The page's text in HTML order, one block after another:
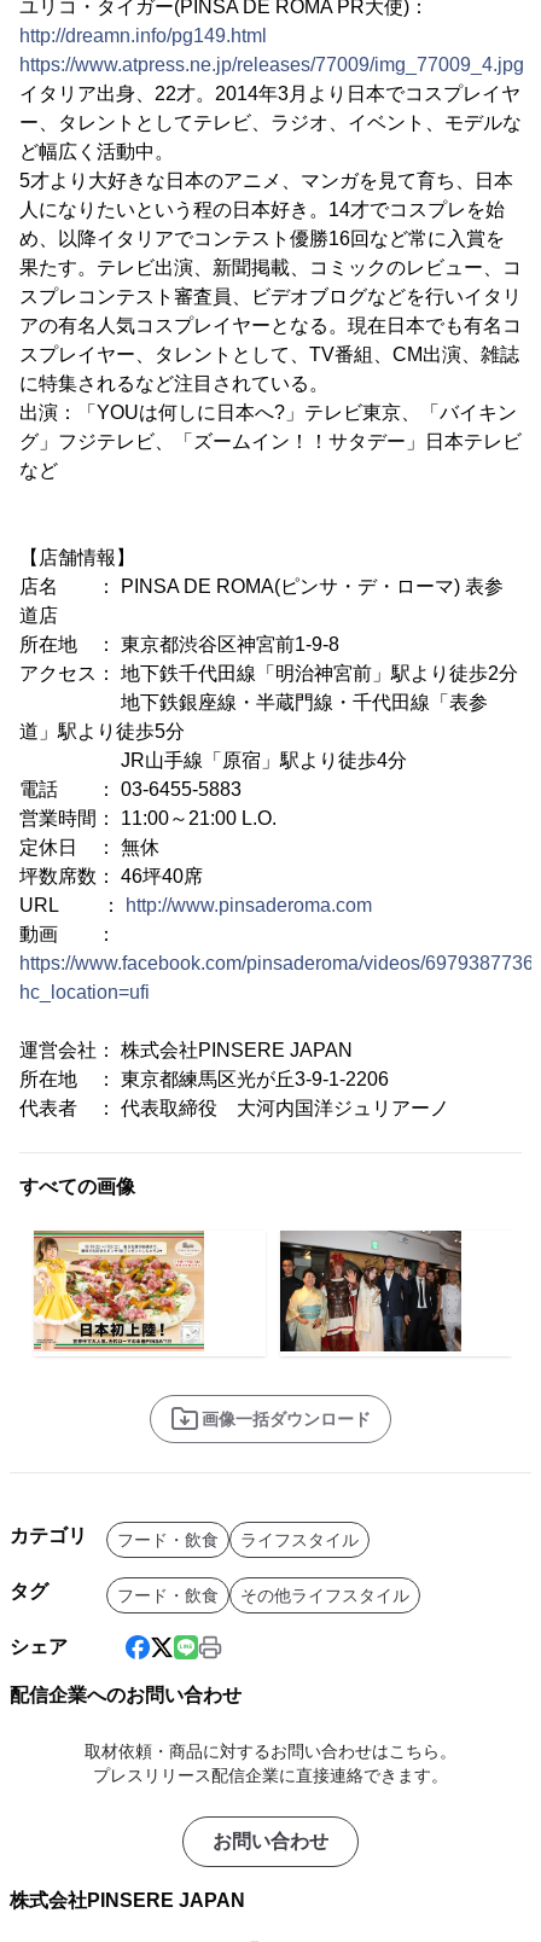
ユリコ・タイガー(PINSA DE ROMA PR大使)：
http://dreamn.info/pg149.html
https://www.atpress.ne.jp/releases/77009/img_77009_4.jpg
イタリア出身、22才。2014年3月より日本でコスプレイヤ
ー、タレントとしてテレビ、ラジオ、イベント、モデルな
ど幅広く活動中。
5才より大好きな日本のアニメ、マンガを見て育ち、日本
人になりたいという程の日本好き。14才でコスプレを始
め、以降イタリアでコンテスト優勝16回など常に入賞を
果たす。テレビ出演、新聞掲載、コミックのレビュー、コ
スプレコンテスト審査員、ビデオブログなどを行いイタリ
アの有名人気コスプレイヤーとなる。現在日本でも有名コ
スプレイヤー、タレントとして、TV番組、CM出演、雑誌
に特集されるなど注目されている。
出演：「YOUは何しに日本へ?」テレビ東京、「バイキン
グ」フジテレビ、「ズームイン！！サタデー」日本テレビ
など
【店舗情報】
店名 ： PINSA DE ROMA(ピンサ・デ・ローマ) 表参
道店
所在地 ： 東京都渋谷区神宮前1-9-8
アクセス： 地下鉄千代田線「明治神宮前」駅より徒歩2分
地下鉄銀座線・半蔵門線・千代田線「表参
道」駅より徒歩5分
JR山手線「原宿」駅より徒歩4分
電話 ： 03-6455-5883
営業時間： 11:00～21:00 L.O.
定休日 ： 無休
坪数席数： 46坪40席
URL ：
http://www.pinsaderoma.com
動画 ：
https://www.facebook.com/pinsaderoma/videos/
hc_location=ufi
運営会社： 株式会社PINSERE JAPAN
所在地 ： 東京都練馬区光が丘3-9-1-2206
代表者 ： 代表取締役 大河内国洋ジュリアーノ
すべての画像
画像一括ダウンロード
カテゴリ フード・飲食 ライフスタイル
タグ フード・飲食 その他ライフスタイル
シェア
配信企業へのお問い合わせ
取材依頼・商品に対するお問い合わせはこちら。
プレスリリース配信企業に直接連絡できます。
お問い合わせ
株式会社PINSERE JAPAN